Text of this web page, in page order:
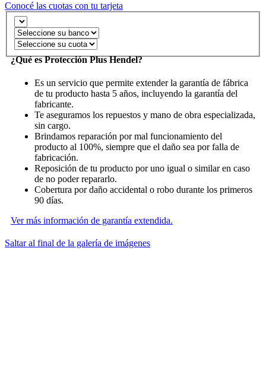
Conocé las cuotas con tu tarjeta
¿Qué es Protección Plus Hendel?
Es un servicio que permite extender la garantía de fábrica
de tu producto hasta 5 años, incluyendo la garantía del
fabricante.
Te aseguramos los repuestos y mano de obra especializada,
sin cargo.
Brindamos reparación por mal funcionamiento del
producto al 100%, siempre que el daño sea por falla de
fabricación.
Reposición de tu producto por uno igual o similar en caso
de no poder repararlo.
Cobertura por daño accidental o robo durante los primeros
90 días.
Ver más información de garantía extendida.
Saltar al final de la galería de imágenes